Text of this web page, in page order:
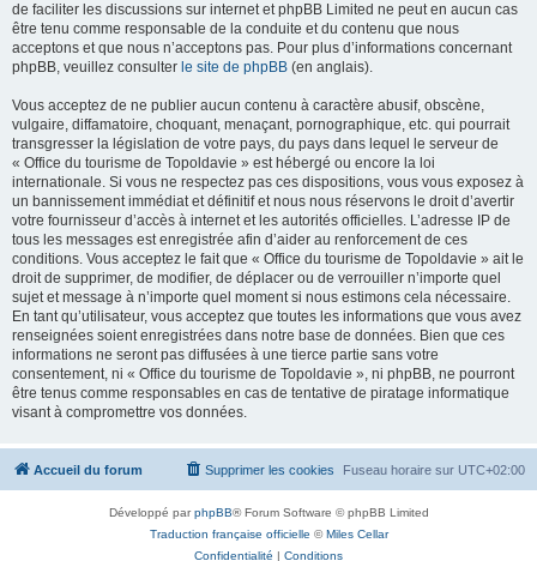
de faciliter les discussions sur internet et phpBB Limited ne peut en aucun cas
être tenu comme responsable de la conduite et du contenu que nous
acceptons et que nous n’acceptons pas. Pour plus d’informations concernant
phpBB, veuillez consulter le site de phpBB (en anglais).
Vous acceptez de ne publier aucun contenu à caractère abusif, obscène,
vulgaire, diffamatoire, choquant, menaçant, pornographique, etc. qui pourrait
transgresser la législation de votre pays, du pays dans lequel le serveur de
« Office du tourisme de Topoldavie » est hébergé ou encore la loi
internationale. Si vous ne respectez pas ces dispositions, vous vous exposez à
un bannissement immédiat et définitif et nous nous réservons le droit d’avertir
votre fournisseur d’accès à internet et les autorités officielles. L’adresse IP de
tous les messages est enregistrée afin d’aider au renforcement de ces
conditions. Vous acceptez le fait que « Office du tourisme de Topoldavie » ait le
droit de supprimer, de modifier, de déplacer ou de verrouiller n’importe quel
sujet et message à n’importe quel moment si nous estimons cela nécessaire.
En tant qu’utilisateur, vous acceptez que toutes les informations que vous avez
renseignées soient enregistrées dans notre base de données. Bien que ces
informations ne seront pas diffusées à une tierce partie sans votre
consentement, ni « Office du tourisme de Topoldavie », ni phpBB, ne pourront
être tenus comme responsables en cas de tentative de piratage informatique
visant à compromettre vos données.
Accueil du forum Fuseau horaire sur UTC+02:00
Supprimer les cookies
Développé parphpBB® Forum Software © phpBB Limited
Traduction française officielle ©Miles Cellar
Confidentialité | Conditions